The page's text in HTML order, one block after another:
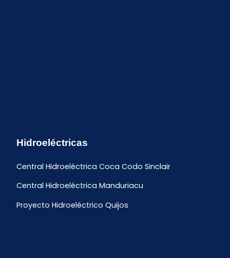
Hidroeléctricas
Central Hidroeléctrica Coca Codo Sinclair
Central Hidroeléctrica Manduriacu
Proyecto Hidroeléctrico Quijos